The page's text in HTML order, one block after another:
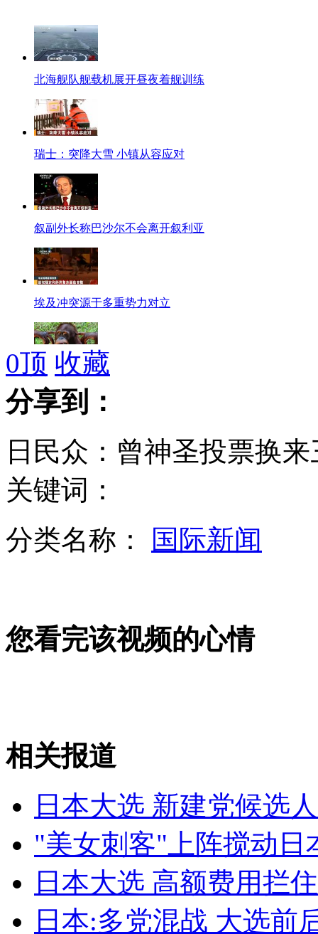
北海舰队舰载机展开昼夜着舰训练
瑞士：突降大雪 小镇从容应对
叙副外长称巴沙尔不会离开叙利亚
埃及冲突源于多重势力对立
红毛猩猩嫌吵闹用手指堵住耳朵
"酒瓶领带"戴上喝酒不会被发现
男幼师因4岁幼童没坐好将其打伤
大连5名女子浴池洗澡后全身乏力
女孩北京地铁殴打老人 痛下狠手拳打脚踢
无痛分娩是否安全 医生回应
外交部：反对强权政治霸凌主义
0顶 收藏
分享到：
日民众：曾神圣投票换
关键词：
分类名称：
国际新闻
您看完该视频的心情
相关报道
日本大选 新建党候选
"美女刺客"上阵搅动日
日本大选 高额费用拦
日本:多党混战 大选前